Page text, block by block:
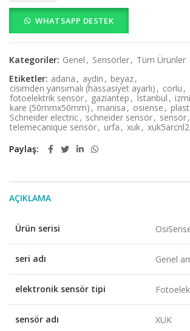
WHATSAPP DESTEK
Kategoriler: Genel , Sensörler, Tüm Ürünler
Etiketler: adana , aydin , beyaz,
cisimden yansımalı (hassasiyet ayarlı) , corlu ,
fotoelektrik sensör, gaziantep , Istanbul ,
kare (50mmx50mm) , manisa, osiense ,
Schneider electric, schneider sensör, sensör,
telemecanique sensör, urfa , xuk, xuk5arcnl2
Paylaş
AÇIKLAMA
Ürün serisi
seri adı Genel
elektronik sensör tipi
sensör adı XUK